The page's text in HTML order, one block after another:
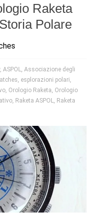
Raketa
Polare
,ASPOL,Associazione degli
, esplorazioni polari,
, Orologio Raketa, Orologio
, Raketa ASPOL, Raketa